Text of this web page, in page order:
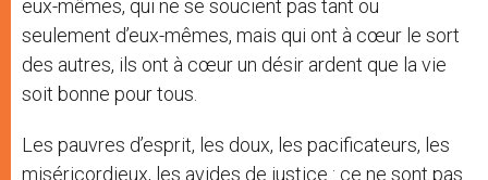
eux-mêmes, qui ne se soucient pas tant ou
seulement d’eux-mêmes, mais qui ont à cœur le sort
des autres, ils ont à cœur un désir ardent que la vie
soit bonne pour tous.
Les pauvres d’esprit, les doux, les pacificateurs, les
miséricordieux, les avides de justice : ce ne sont pas